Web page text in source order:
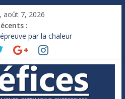
août 7, 2026
:
par la chaleur
de douane déjà remboursés
recule sur l’impôt
ne touche presque rien
l’étranger